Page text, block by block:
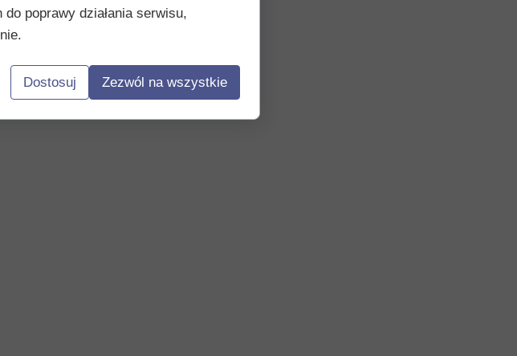
poprawy działania serwisu,
Dostosuj Zezwól na wszystkie